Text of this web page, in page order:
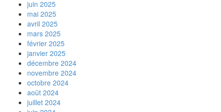
juin 2025
mai 2025
avril 2025
mars 2025
février 2025
janvier 2025
décembre 2024
novembre 2024
octobre 2024
août 2024
juillet 2024